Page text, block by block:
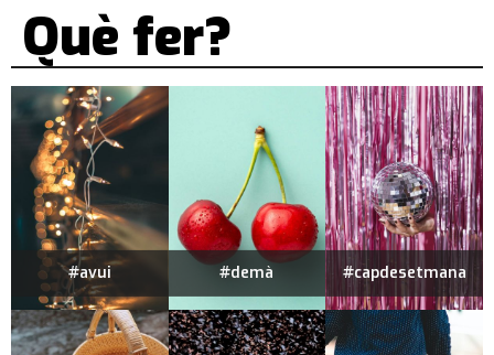
Què fer?
#avui #demà #capdesetmana